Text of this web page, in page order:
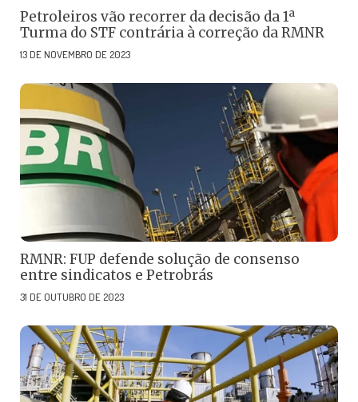
Petroleiros vão recorrer da decisão da 1ª
Turma do STF contrária à correção da RMNR
13 DE NOVEMBRO DE 2023
RMNR: FUP defende solução de consenso
entre sindicatos e Petrobrás
31 DE OUTUBRO DE 2023